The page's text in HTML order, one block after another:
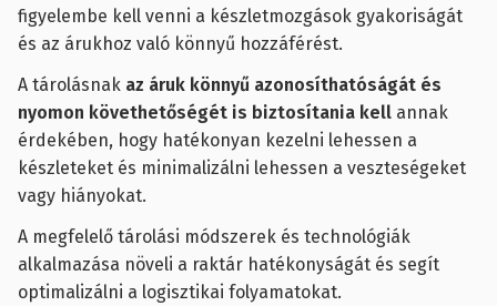
figyelembe kell venni a készletmozgások gyakoriságát
és az árukhoz való könnyű hozzáférést.
A tárolásnak az áruk könnyű azonosíthatóságát és
nyomon követhetőségét is biztosítania kell annak
érdekében, hogy hatékonyan kezelni lehessen a
készleteket és minimalizálni lehessen a veszteségeket
vagy hiányokat.
A megfelelő tárolási módszerek és technológiák
alkalmazása növeli a raktár hatékonyságát és segít
optimalizálni a logisztikai folyamatokat.